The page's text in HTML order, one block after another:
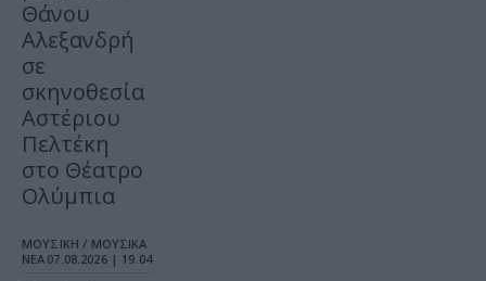
Θάνου
Αλεξανδρή
σε
σκηνοθεσία
Αστέριου
Πελτέκη
στο Θέατρο
Ολύμπια
ΜΟΥΣΙΚΗ / ΜΟΥΣΙΚΑ
ΝΕΑ 07.08.2026 | 19.04